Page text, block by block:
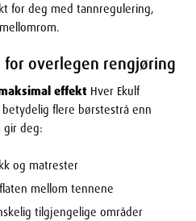
for deg med tannregulering,
for overlegen rengjøring
effekt Hver Ekulf
flere børstestrå enn
gir deg:
og matrester
mellom tennene
tilgjengelige områder